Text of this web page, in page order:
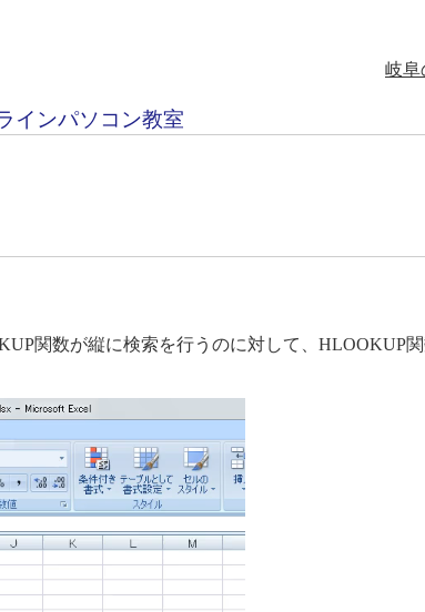
インパソコン教室
岐阜
関数が縦に検索を行うのに対して、HLOOKUP